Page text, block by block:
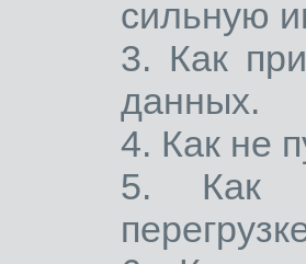
сильную
3. Как
данных.
4. Как не
5. Как